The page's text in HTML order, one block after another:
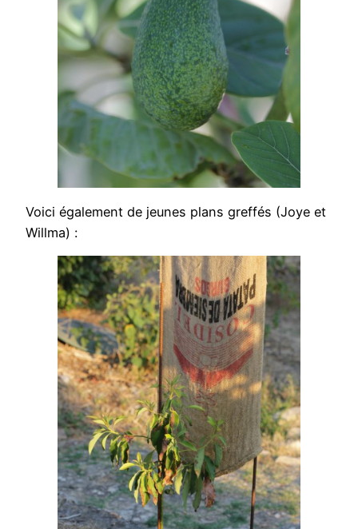
Voici également de jeunes plans greffés (Joye et
Willma) :